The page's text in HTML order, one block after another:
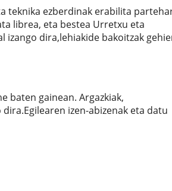
teknika ezberdinak erabilita
librea, eta bestea Urretxu eta
dira,lehiakide bakoitzak
baten gainean. Argazkiak,
izen-abizenak eta datu